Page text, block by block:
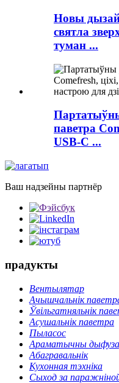
Новы
святла
туман ...
паветра
USB-C ...
Ваш надзейны партнёр
прадукты
Вентылятар
Ачышчальнік
Ўвільгатняльнік
Асушальнік паветра
Пыласос
Араматычны
Абагравальнік
Кухонная тэхніка
Сыход за